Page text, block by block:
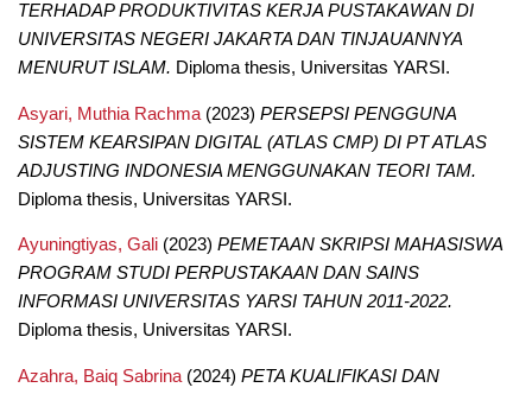
TERHADAP PRODUKTIVITAS KERJA PUSTAKAWAN DI
UNIVERSITAS NEGERI JAKARTA DAN TINJAUANNYA
MENURUT ISLAM. Diploma thesis, Universitas YARSI.
Asyari, Muthia Rachma(2023) PERSEPSI PENGGUNA
SISTEM KEARSIPAN DIGITAL (ATLAS CMP) DI PT ATLAS
ADJUSTING INDONESIA MENGGUNAKAN TEORI TAM.
Diploma thesis, Universitas YARSI.
Ayuningtiyas, Gali(2023) PEMETAAN SKRIPSI MAHASISWA
PROGRAM STUDI PERPUSTAKAAN DAN SAINS
INFORMASI UNIVERSITAS YARSI TAHUN 2011-2022.
Diploma thesis, Universitas YARSI.
Azahra, Baiq Sabrina(2024) PETA KUALIFIKASI DAN